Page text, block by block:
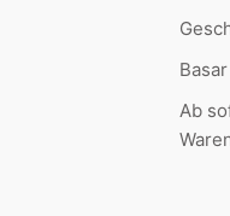
Basar
Ab